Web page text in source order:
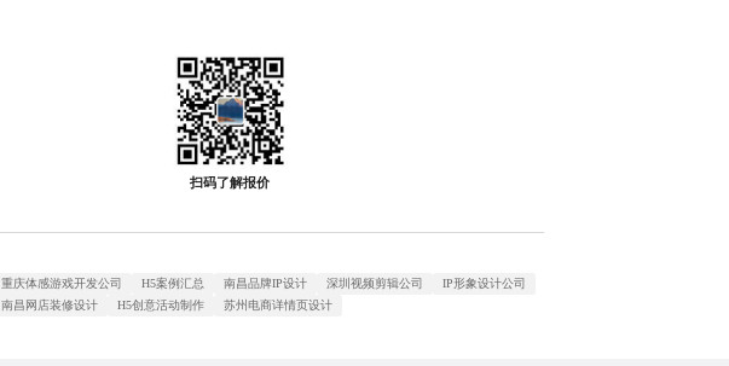
扫码了解报价
重庆体感游戏开发公司 H5案例汇总 南昌品牌IP设计 深圳视频剪辑公司
IP形象设计公司
南昌网店装修设计
H5创意活动制作 苏州电商详情页设计